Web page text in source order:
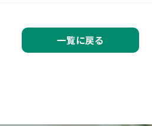
一覧に戻る